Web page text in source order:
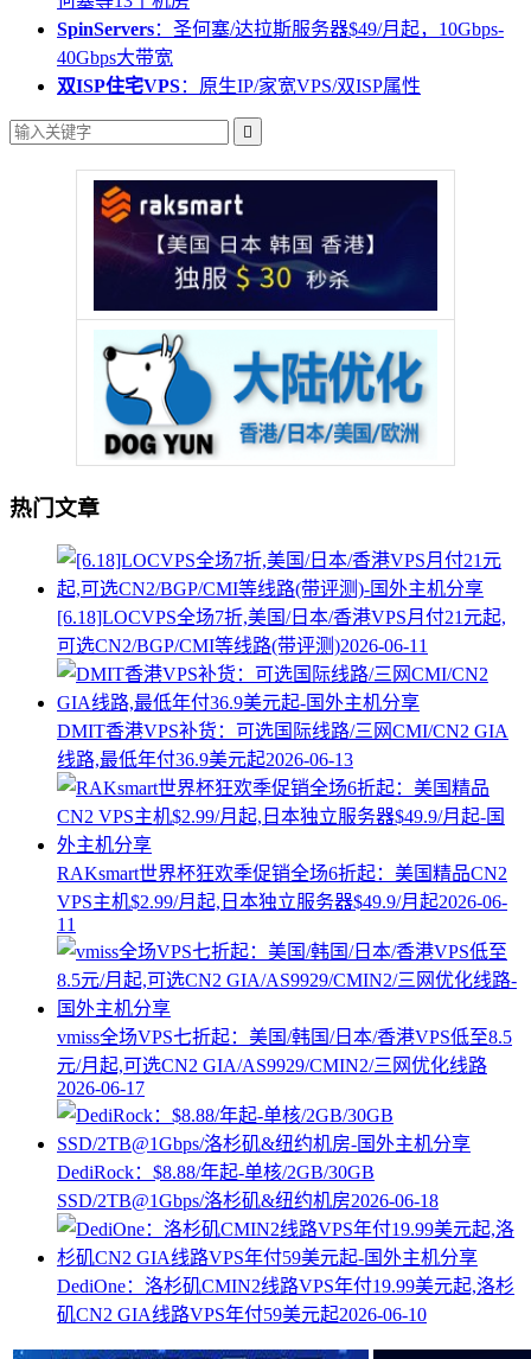
SpinServers：圣何塞/达拉斯服务器$49/月起，10Gbps-
40Gbps大带宽
双ISP住宅VPS：原生IP/家宽VPS/双ISP属性

热门文章
[6.18]LOCVPS全场7折,美国/日本/香港VPS月付21元起,
可选CN2/BGP/CMI等线路(带评测)2026-06-11
DMIT香港VPS补货：可选国际线路/三网CMI/CN2 GIA
线路,最低年付36.9美元起2026-06-13
RAKsmart世界杯狂欢季促销全场6折起：美国精品CN2
VPS主机$2.99/月起,日本独立服务器$49.9/月起2026-06-
11
vmiss全场VPS七折起：美国/韩国/日本/香港VPS低至8.5
元/月起,可选CN2 GIA/AS9929/CMIN2/三网优化线路
2026-06-17
DediRock：$8.88/年起-单核/2GB/30GB
SSD/2TB@1Gbps/洛杉矶&纽约机房2026-06-18
DediOne：洛杉矶CMIN2线路VPS年付19.99美元起,洛杉
矶CN2 GIA线路VPS年付59美元起2026-06-10